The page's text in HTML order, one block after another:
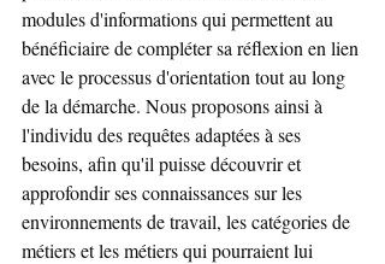
modules d'informations qui permettent au
bénéficiaire de compléter sa réflexion en lien
avec le processus d'orientation tout au long
de la démarche. Nous proposons ainsi à
l'individu des requêtes adaptées à ses
besoins, afin qu'il puisse découvrir et
approfondir ses connaissances sur les
environnements de travail, les catégories de
métiers et les métiers qui pourraient lui